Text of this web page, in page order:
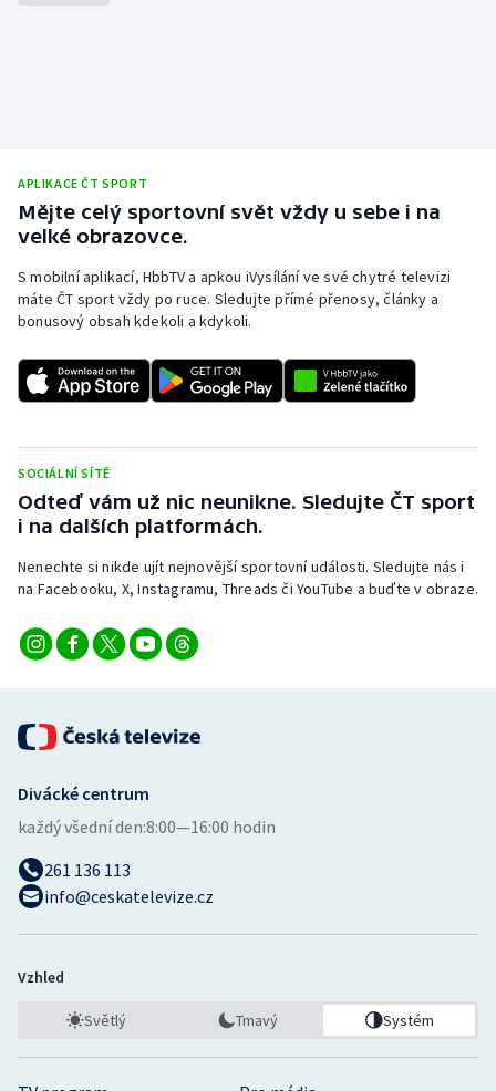
APLIKACE ČT SPORT
Mějte celý sportovní svět vždy u sebe i na
velké obrazovce.
S mobilní aplikací, HbbTV a apkou iVysílání ve své chytré televizi
máte ČT sport vždy po ruce. Sledujte přímé přenosy, články a
bonusový obsah kdekoli a kdykoli.
SOCIÁLNÍ SÍTĚ
Odteď vám už nic neunikne. Sledujte ČT sport
i na dalších platformách.
Nenechte si nikde ujít nejnovější sportovní události. Sledujte nás i
na Facebooku, X, Instagramu, Threads či YouTube a buďte v obraze.
Divácké centrum
každý všední den:8:00—16:00 hodin
261 136 113
info@ceskatelevize.cz
Vzhled
Světlý Tmavý Systém